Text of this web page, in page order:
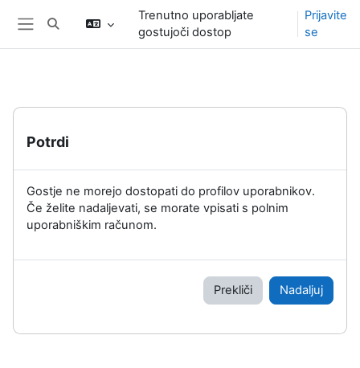
Preskoči na glavno vsebino
Preklopi iskalni vnos
Trenutno uporabljate
gostujoči dostop
Prijavite
se
Potrdi
Gostje ne morejo dostopati do profilov uporabnikov.
Če želite nadaljevati, se morate vpisati s polnim
uporabniškim računom.
Prekliči Nadaljuj